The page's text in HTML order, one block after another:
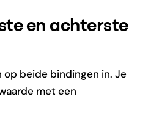
en achterste
beide bindingen in. Je
met een